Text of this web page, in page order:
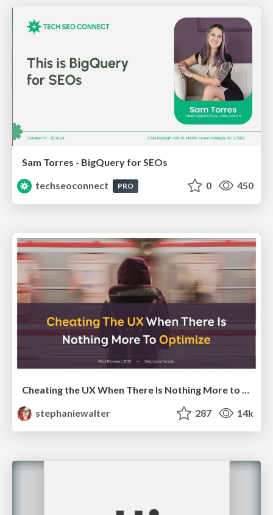
Sam Torres - BigQuery for SEOs
techseoconnect
PRO 0 450
stephaniewalter
287 14k